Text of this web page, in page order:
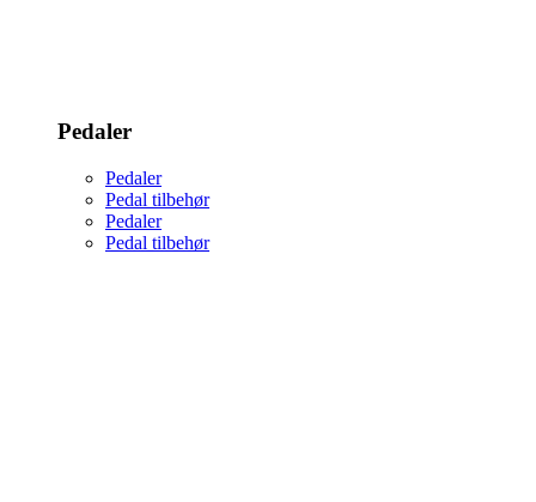
Pedaler
Pedaler
Pedal tilbehør
Pedaler
Pedal tilbehør